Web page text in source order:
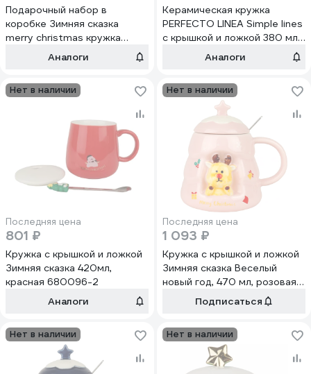
Подарочный набор в
коробке Зимняя сказка
merry christmas кружка
380мл, крышка, ложка,
Аналоги
Керамическая кружка
PERFECTO LINEA Simple lines
с крышкой и ложкой 380 мл
30-781150Аналоги
Нет в наличии
Последняя цена
801 ₽
Кружка с крышкой и ложкой
Зимняя сказка 420мл,
красная 680096-2
Аналоги
Нет в наличии
Последняя цена
1 093 ₽
Кружка с крышкой и ложкой
Зимняя сказка Веселый
новый год, 470 мл, розовая
680094-3Подписаться
Нет в наличии Нет в наличии